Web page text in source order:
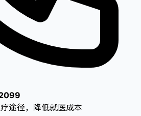
途径，降低就医成本